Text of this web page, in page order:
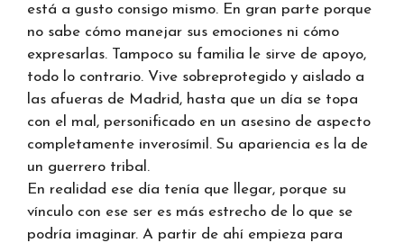
está a gusto consigo mismo. En gran parte porque
no sabe cómo manejar sus emociones ni cómo
expresarlas. Tampoco su familia le sirve de apoyo,
todo lo contrario. Vive sobreprotegido y aislado a
las afueras de Madrid, hasta que un día se topa
con el mal, personificado en un asesino de aspecto
completamente inverosímil. Su apariencia es la de
un guerrero tribal.
En realidad ese día tenía que llegar, porque su
vínculo con ese ser es más estrecho de lo que se
podría imaginar. A partir de ahí empieza para